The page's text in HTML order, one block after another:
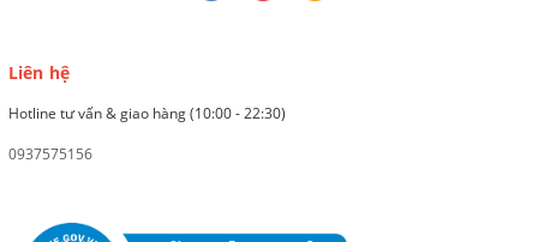
Liên hệ
Hotline tư vấn & giao hàng (10:00 - 22:30)
0937575156